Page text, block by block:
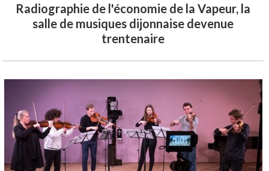
Radiographie de l'économie de la Vapeur, la
salle de musiques dijonnaise devenue
trentenaire